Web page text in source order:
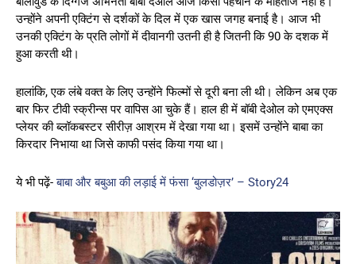
उन्होंने अपनी एक्टिंग से दर्शकों के दिल में एक खास जगह बनाई है। आज भी
उनकी एक्टिंग के प्रति लोगों में दीवानगी उतनी ही है जितनी कि 90 के दशक में
हुआ करती थी।
हालांकि, एक लंबे वक्त के लिए उन्होंने फिल्मों से दूरी बना ली थी। लेकिन अब एक
बार फिर टीवी स्क्रीन्स पर वापिस आ चुके हैं। हाल ही में बॉबी देओल को एमएक्स
प्लेयर की ब्लॉकबस्टर सीरीज़ आश्रम में देखा गया था। इसमें उन्होंने बाबा का
किरदार निभाया था जिसे काफी पसंद किया गया था।
ये भी पढ़ें-बाबा और बबुआ की लड़ाई में फंसा ‘बुलडोज़र’ – Story24